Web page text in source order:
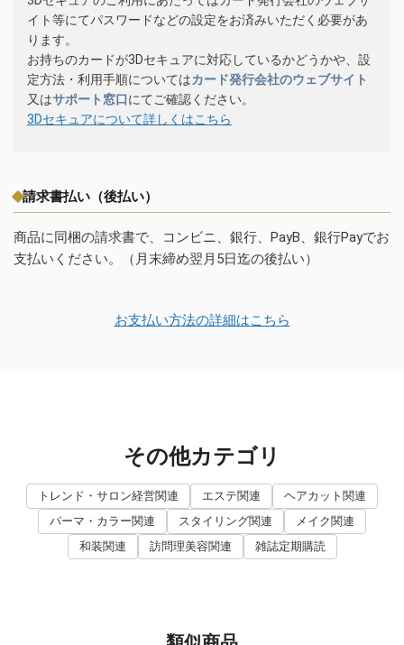
イト等にてパスワードなどの設定をお済みいただく必要があ
ります。
お持ちのカードが3Dセキュアに対応しているかどうかや、設
定方法・利用手順についてはカード発行会社のウェブサイト
又はサポート窓口にてご確認ください。
3Dセキュアについて詳しくはこちら
請求書払い（後払い）
商品に同梱の請求書で、コンビニ、銀行、PayB、銀行Payでお
支払いください。（月末締め翌月5日迄の後払い）
お支払い方法の詳細はこちら
その他カテゴリ
トレンド・サロン経営関連 エステ関連
ヘアカット関連
パーマ・カラー関連
スタイリング関連
メイク関連
和装関連
訪問理美容関連 雑誌定期購読